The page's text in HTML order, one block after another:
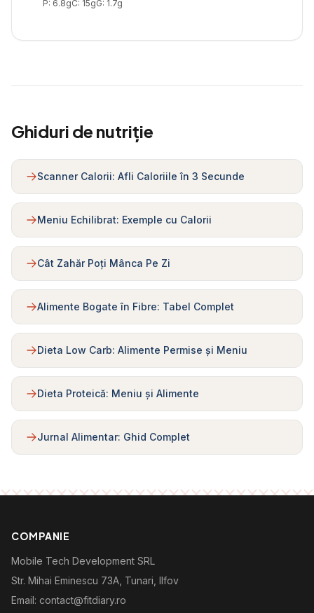
P: 6.8gC: 15gG: 1.7g
Ghiduri de nutriție
Scanner Calorii: Afli Caloriile în 3 Secunde
Meniu Echilibrat: Exemple cu Calorii
Cât Zahăr Poți Mânca Pe Zi
Alimente Bogate în Fibre: Tabel Complet
Dieta Low Carb: Alimente Permise și Meniu
Dieta Proteică: Meniu și Alimente
Jurnal Alimentar: Ghid Complet
COMPANIE
Mobile Tech Development SRL
Str. Mihai Eminescu 73A, Tunari, Ilfov
Email: contact@fitdiary.ro